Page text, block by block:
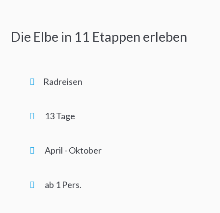
Die Elbe in 11 Etappen erleben
Radreisen
13 Tage
April - Oktober
ab 1 Pers.